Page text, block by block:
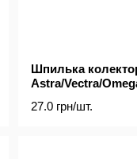
Шпилька
Astra/Vectra/
27.0 грн/шт.